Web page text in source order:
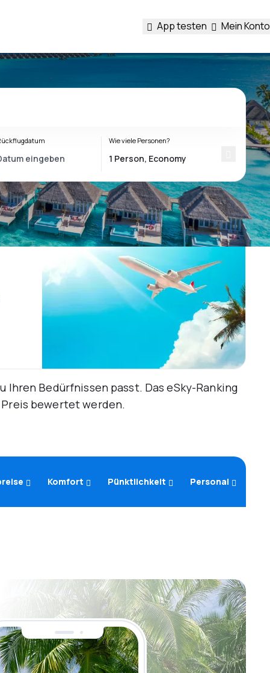
App testen Mein Konto
Wie viele Personen?
Bedürfnissen passt. Das eSky-Ranking
bewertet werden.
Komfort Pünktlichkeit Personal